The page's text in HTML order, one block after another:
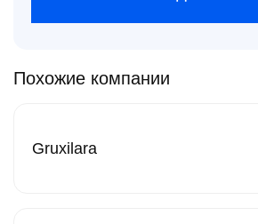
Похожие компании
Gruxilara